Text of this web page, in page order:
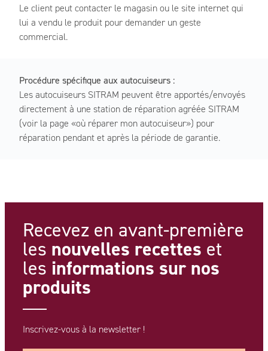
Le client peut contacter le magasin ou le site internet qui
lui a vendu le produit pour demander un geste
commercial.
Procédure spécifique aux autocuiseurs :
Les autocuiseurs SITRAM peuvent être apportés/envoyés
directement à une station de réparation agréée SITRAM
(voir la page «où réparer mon autocuiseur») pour
réparation pendant et après la période de garantie.
Recevez en avant-première
les nouvelles recettes et
les informations sur nos
produits
Inscrivez-vous à la newsletter !